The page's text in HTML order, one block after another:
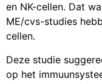
en NK-cellen. Dat
ME/cvs-studies
cellen.
Deze studie
op het